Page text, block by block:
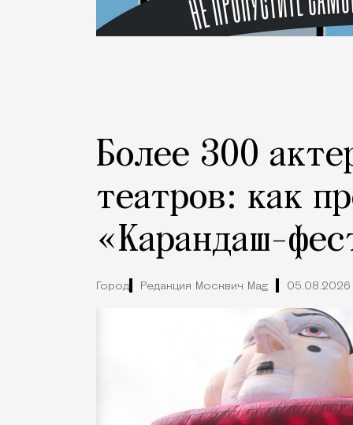
Более 300
театров: как
«Карандаш-
Город Редакция Москвич Mag 05.08.2026